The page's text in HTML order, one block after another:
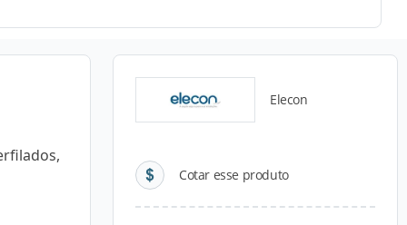
Elecon
Cotar esse produto